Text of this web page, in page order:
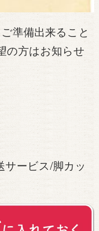
準備出来ること
の方はお知らせ
サービス/脚カッ